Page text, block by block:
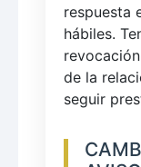
respuesta
hábiles.
de la
seguir